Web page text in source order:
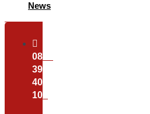
News
0800
39
40
100